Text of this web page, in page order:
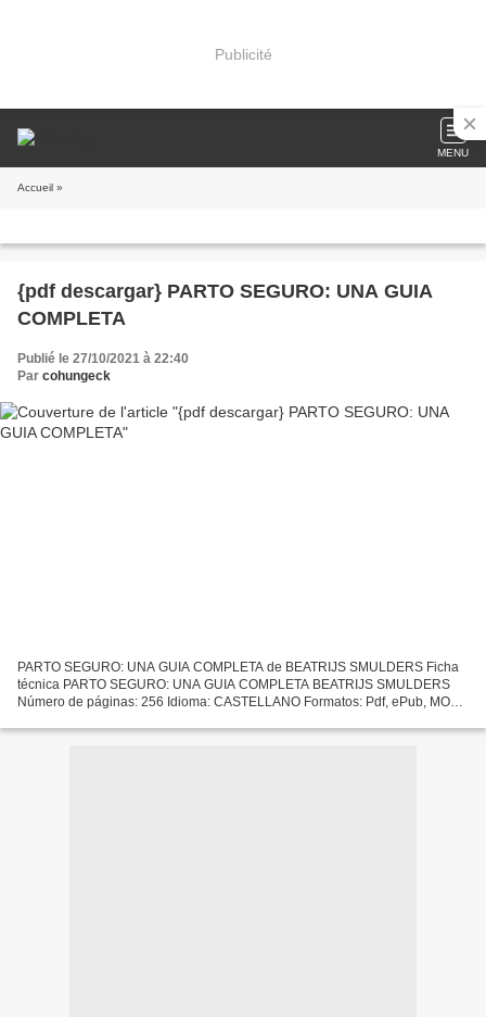
Publicité
MENU
Accueil »
{pdf descargar} PARTO SEGURO: UNA GUIA
COMPLETA
Publié le 27/10/2021 à 22:40
Par cohungeck
PARTO SEGURO: UNA GUIA COMPLETA de BEATRIJS SMULDERS Ficha
técnica PARTO SEGURO: UNA GUIA COMPLETA BEATRIJS SMULDERS
Número de páginas: 256 Idioma: CASTELLANO Formatos: Pdf, ePub, MOBI,
Descargar...